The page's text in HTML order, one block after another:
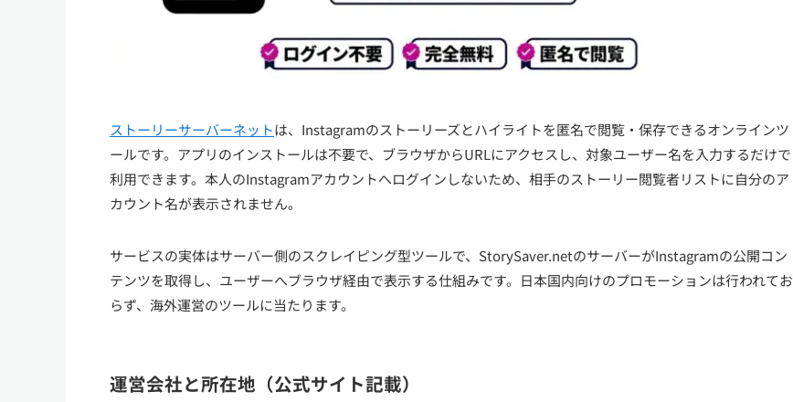
ストーリーサーバーネットは、Instagramのストーリーズとハイライトを匿名で閲覧・保存できるオンラインツ
ールです。アプリのインストールは不要で、ブラウザからURLにアクセスし、対象ユーザー名を入力するだけで
利用できます。本人のInstagramアカウントへログインしないため、相手のストーリー閲覧者リストに自分のア
カウント名が表示されません。
サービスの実体はサーバー側のスクレイピング型ツールで、StorySaver.netのサーバーがInstagramの公開コン
テンツを取得し、ユーザーへブラウザ経由で表示する仕組みです。日本国内向けのプロモーションは行われてお
らず、海外運営のツールに当たります。
運営会社と所在地（公式サイト記載）